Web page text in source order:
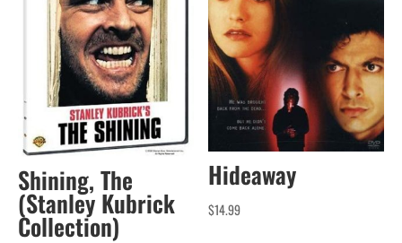
Shining, The
(Stanley Kubrick
Collection)
Hideaway
$14.99